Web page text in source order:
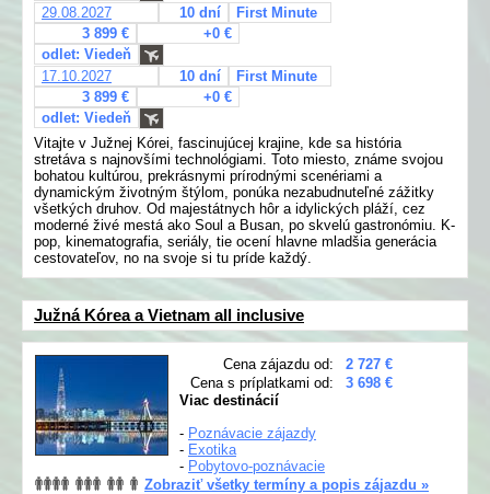
29.08.2027
10 dní
First Minute
3 899 €
+0 €
odlet: Viedeň
17.10.2027
10 dní
First Minute
3 899 €
+0 €
odlet: Viedeň
Vitajte v Južnej Kórei, fascinujúcej krajine, kde sa história
stretáva s najnovšími technológiami. Toto miesto, známe svojou
bohatou kultúrou, prekrásnymi prírodnými scenériami a
dynamickým životným štýlom, ponúka nezabudnuteľné zážitky
všetkých druhov. Od majestátnych hôr a idylických pláží, cez
moderné živé mestá ako Soul a Busan, po skvelú gastronómiu. K-
pop, kinematografia, seriály, tie ocení hlavne mladšia generácia
cestovateľov, no na svoje si tu príde každý.
Južná Kórea a Vietnam all inclusive
Cena zájazdu od:
2 727 €
Cena s príplatkami od:
3 698 €
Viac destinácií
- Poznávacie zájazdy
- Exotika
- Pobytovo-poznávacie
Zobraziť všetky termíny a popis zájazdu »